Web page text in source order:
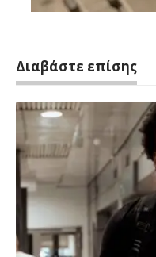
Διαβάστε επίσης